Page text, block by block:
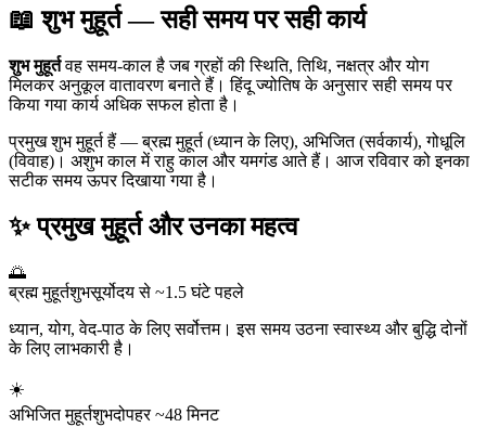
📖 शुभ मुहूर्त — सही समय पर सही कार्य
शुभ मुहूर्तवह समय-काल है जब ग्रहों की स्थिति, तिथि, नक्षत्र और योग
मिलकर अनुकूल वातावरण बनाते हैं। हिंदू ज्योतिष के अनुसार सही समय पर
किया गया कार्य अधिक सफल होता है।
प्रमुख शुभ मुहूर्त हैं — ब्रह्म मुहूर्त (ध्यान के लिए), अभिजित (सर्वकार्य), गोधूलि
(विवाह)। अशुभ काल में राहु काल और यमगंड आते हैं। आज रविवार को इनका
सटीक समय ऊपर दिखाया गया है।
✨ प्रमुख मुहूर्त और उनका महत्व
🌅
ब्रह्म मुहूर्तशुभसूर्योदय से ~1.5 घंटे पहले
ध्यान, योग, वेद-पाठ के लिए सर्वोत्तम। इस समय उठना स्वास्थ्य और बुद्धि दोनों
के लिए लाभकारी है।
☀️
अभिजित मुहूर्तशुभदोपहर ~48 मिनट